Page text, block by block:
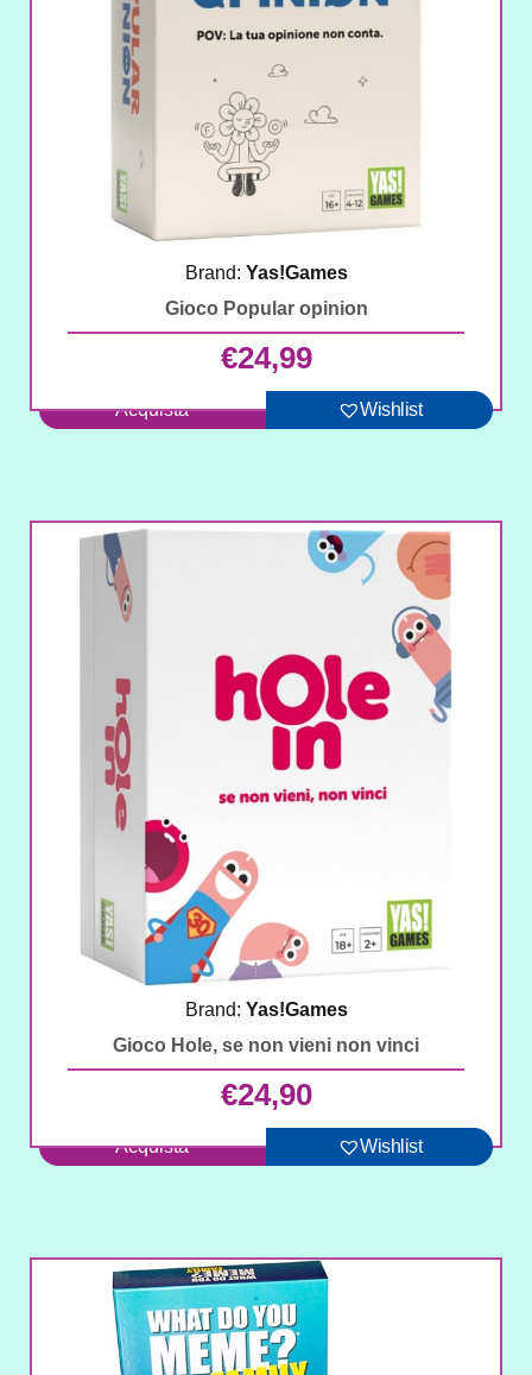
Brand: Yas!Games
Gioco Popular opinion
€24,99
Acquista Wishlist
Brand: Yas!Games
Gioco Hole, se non vieni non vinci
€24,90
Acquista Wishlist